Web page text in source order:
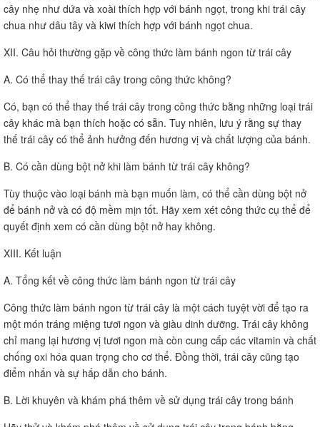
cây nhẹ như dứa và xoài thích hợp với bánh ngọt, trong khi trái cây
chua như dâu tây và kiwi thích hợp với bánh ngọt chua.
XII. Câu hỏi thường gặp về công thức làm bánh ngon từ trái cây
A. Có thể thay thế trái cây trong công thức không?
Có, bạn có thể thay thế trái cây trong công thức bằng những loại trái
cây khác mà bạn thích hoặc có sẵn. Tuy nhiên, lưu ý rằng sự thay
thế trái cây có thể ảnh hưởng đến hương vị và chất lượng của bánh.
B. Có cần dùng bột nở khi làm bánh từ trái cây không?
Tùy thuộc vào loại bánh mà bạn muốn làm, có thể cần dùng bột nở
để bánh nở và có độ mềm mịn tốt. Hãy xem xét công thức cụ thể để
quyết định xem có cần dùng bột nở hay không.
XIII. Kết luận
A. Tổng kết về công thức làm bánh ngon từ trái cây
Công thức làm bánh ngon từ trái cây là một cách tuyệt vời để tạo ra
một món tráng miệng tươi ngon và giàu dinh dưỡng. Trái cây không
chỉ mang lại hương vị tươi ngon mà còn cung cấp các vitamin và chất
chống oxi hóa quan trọng cho cơ thể. Đồng thời, trái cây cũng tạo
điểm nhấn và sự hấp dẫn cho bánh.
B. Lời khuyên và khám phá thêm về sử dụng trái cây trong bánh